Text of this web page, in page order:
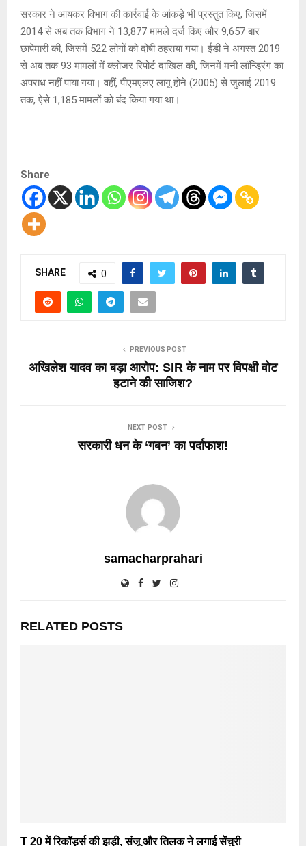
सरकार ने आयकर विभाग की कार्रवाई के आंकड़े भी प्रस्तुत किए, जिसमें
2014 से अब तक विभाग ने 13,877 मामले दर्ज किए और 9,657 बार
छापेमारी की, जिसमें 522 लोगों को दोषी ठहराया गया। ईडी ने अगस्त 2019
से अब तक 93 मामलों में क्लोजर रिपोर्ट दाखिल की, जिनमें मनी लॉन्ड्रिंग का
अपराध नहीं पाया गया। वहीं, पीएमएलए लागू होने (2005) से जुलाई 2019
तक, ऐसे 1,185 मामलों को बंद किया गया था।
Share
SHARE 0
PREVIOUS POST
अखिलेश यादव का बड़ा आरोप: SIR के नाम पर विपक्षी वोट
हटाने की साजिश?
NEXT POST
सरकारी धन के ‘गबन’ का पर्दाफाश!
samacharprahari
RELATED POSTS
T 20 में रिकॉर्ड्स की झड़ी, संजू और तिलक ने लगाई सेंचुरी